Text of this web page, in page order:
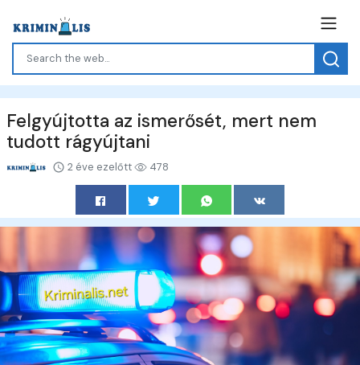
Felgyújtotta az ismerősét, mert nem
tudott rágyújtani
2 éve ezelőtt 478